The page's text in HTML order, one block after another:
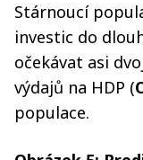
Stárnoucí
investic do
očekávat asi
výdajů na HDP (
populace.